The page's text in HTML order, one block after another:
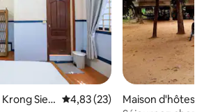
Sie
Évaluation moyenne sur la
4,83 (23)
Maison d'hôtes ⋅